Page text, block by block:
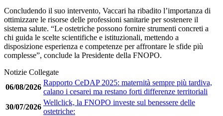
Concludendo il suo intervento, Vaccari ha ribadito l’importanza di
ottimizzare le risorse delle professioni sanitarie per sostenere il
sistema salute. “Le ostetriche possono fornire strumenti concreti a
chi guida le scelte scientifiche e istituzionali, mettendo a
disposizione esperienza e competenze per affrontare le sfide più
complesse”, conclude la Presidente della FNOPO.
Notizie Collegate
06/08/2026
Rapporto CeDAP 2025: maternità sempre più tardiva,
calano i cesarei ma restano forti differenze territoriali
30/07/2026
Wellclick, la FNOPO investe sul benessere delle
ostetriche: